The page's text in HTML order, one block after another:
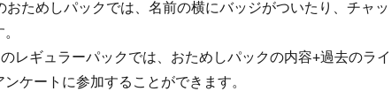
おためしパックでは、名前の横にバッジがついたり、チャ
レギュラーパックでは、おためしパックの内容+過去のラ
ンケートに参加することができます。